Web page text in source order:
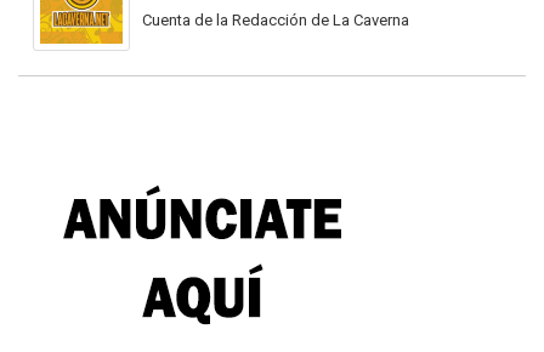
Cuenta de la Redacción de La Caverna